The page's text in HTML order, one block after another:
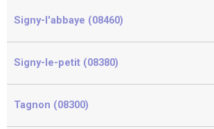
Signy-l'abbaye (08460)
Signy-le-petit (08380)
Tagnon (08300)